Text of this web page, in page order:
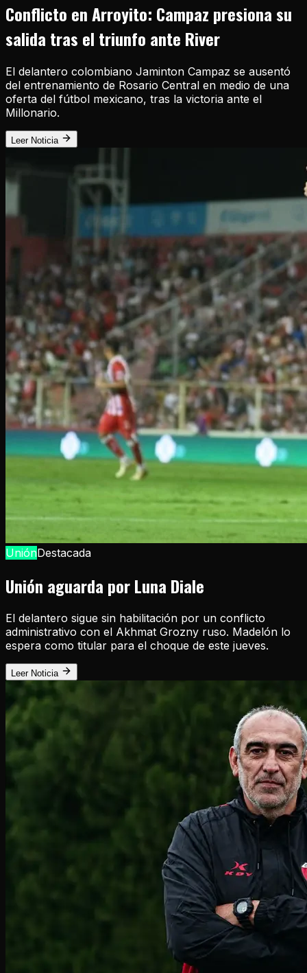
Conflicto en Arroyito: Campaz presiona su
salida tras el triunfo ante River
El delantero colombiano Jaminton Campaz se ausentó
del entrenamiento de Rosario Central en medio de una
oferta del fútbol mexicano, tras la victoria ante el
Millonario.
Leer Noticia
UniónDestacada
Unión aguarda por Luna Diale
El delantero sigue sin habilitación por un conflicto
administrativo con el Akhmat Grozny ruso. Madelón lo
espera como titular para el choque de este jueves.
Leer Noticia